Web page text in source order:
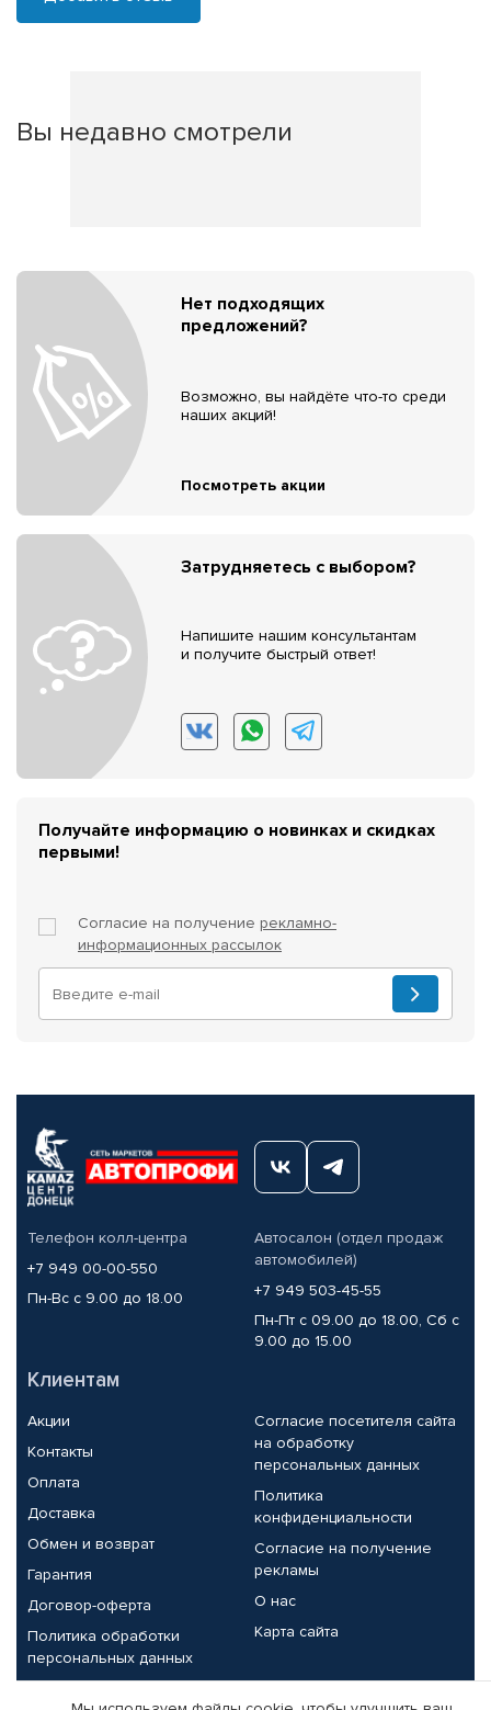
Вы недавно смотрели
Нет подходящих
предложений?
Возможно, вы найдёте что-то среди
наших акций!
Посмотреть акции
Затрудняетесь с выбором?
Напишите нашим консультантам
и получите быстрый ответ!
Получайте информацию о новинках и скидках
первыми!
Согласие на получение рекламно-
информационных рассылок
Телефон колл-центра
+7 949 00-00-550
Пн-Вс с 9.00 до 18.00
Автосалон (отдел продаж
автомобилей)
+7 949 503-45-55
Пн-Пт с 09.00 до 18.00, Сб с
9.00 до 15.00
Клиентам
Акции
Контакты
Оплата
Доставка
Обмен и возврат
Гарантия
Договор-оферта
Политика обработки
персональных данных
Согласие посетителя сайта
на обработку
персональных данных
Политика
конфиденциальности
Согласие на получение
рекламы
О нас
Карта сайта